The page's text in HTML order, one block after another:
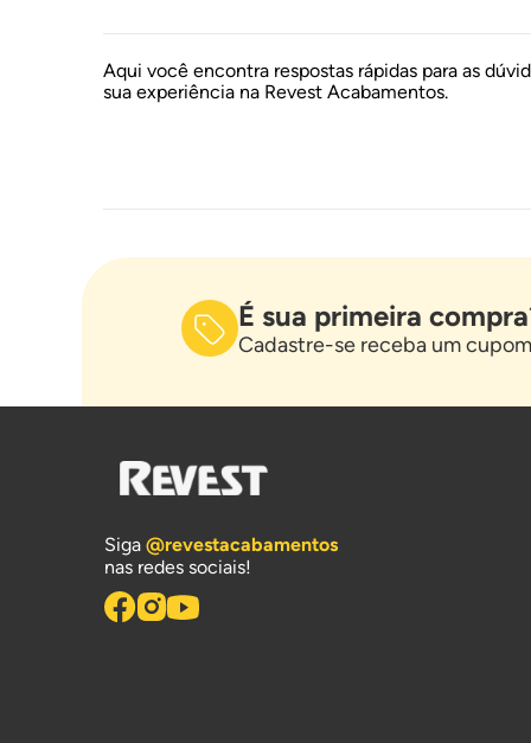
Aqui você encontra respostas rápidas para as
sua experiência na Revest Acabamentos.
É sua primeira
Cadastre-se receba um
Siga @revestacabamentos
nas redes sociais!